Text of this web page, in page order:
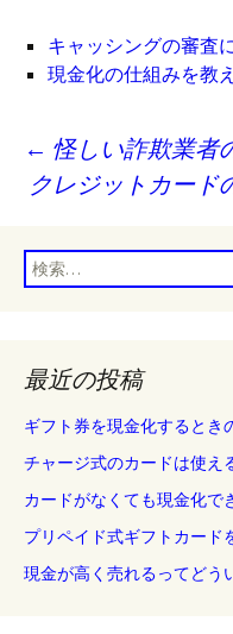
キャッシングの審査
現金化の仕組みを教
← 怪しい詐欺業者
クレジットカード
検
索:
最近の投稿
ギフト券を現金化するとき
チャージ式のカードは使え
カードがなくても現金化で
プリペイド式ギフトカード
現金が高く売れるってどう